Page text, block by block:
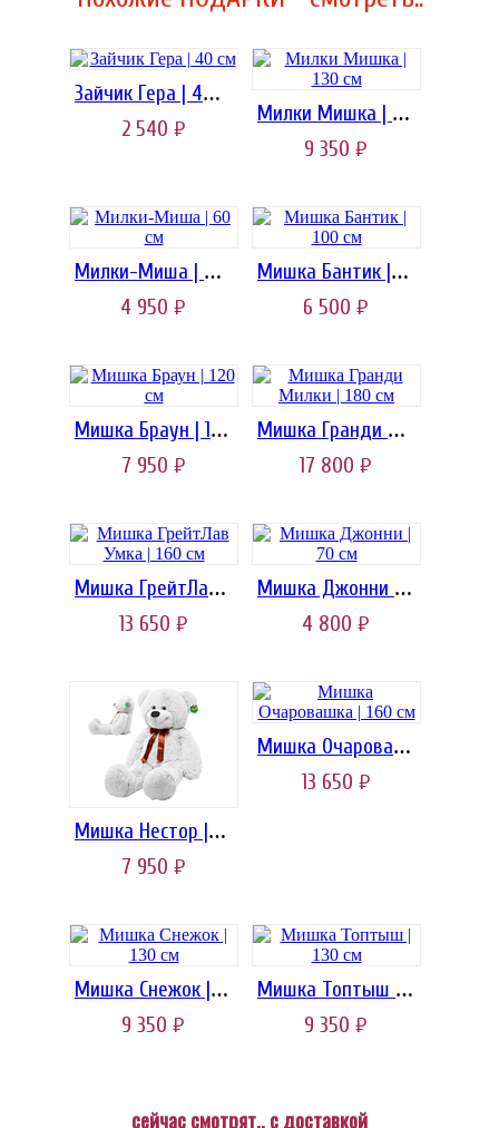
Зайчик Гера | 40 см
2 540 руб.
Милки Мишка | 130 см
9 350 руб.
Милки-Миша | 60 см
4 950 руб.
Мишка Бантик | 100 см
6 500 руб.
Мишка Браун | 120 см
7 950 руб.
Мишка Гранди Милки | 180 cм
17 800 руб.
Мишка ГрейтЛав Умка | 160 cм
13 650 руб.
Мишка Джонни | 70 см
4 800 руб.
Мишка Нестор | 120 см
7 950 руб.
Мишка Очаровашка | 160 см
13 650 руб.
Мишка Снежок | 130 см
9 350 руб.
Мишка Топтыш | 130 см
9 350 руб.
сейчас смотрят.. с доставкой